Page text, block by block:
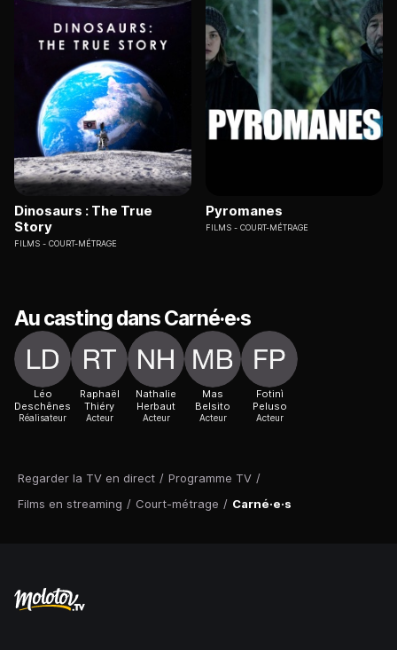
Regarder la TV en direct / Programme TV /
Films en streaming / Court-métrage / Carné·e·s
Dinosaurs : The True
Story
FILMS COURT-MÉTRAGE
Pyromanes
FILMS COURT-MÉTRAGE
Au casting dans Carné·e·s
Léo
Deschênes
Réalisateur
Raphaël
Thiéry
Acteur
Nathalie
Herbaut
Acteur
Mas
Belsito
Acteur
Fotinì
Peluso
Acteur